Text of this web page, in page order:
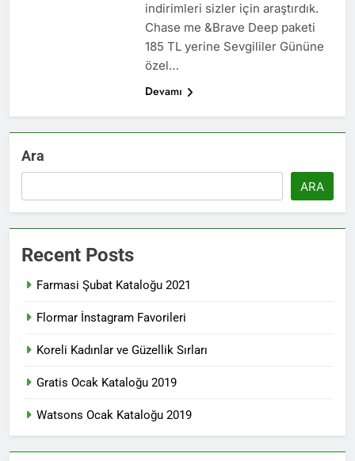
indirimleri sizler için araştırdık.
Chase me &Brave Deep paketi
185 TL yerine Sevgililer Gününe
özel…
Devamı
Ara
ARA
Recent Posts
Farmasi Şubat Kataloğu 2021
Flormar İnstagram Favorileri
Koreli Kadınlar ve Güzellik Sırları
Gratis Ocak Kataloğu 2019
Watsons Ocak Kataloğu 2019